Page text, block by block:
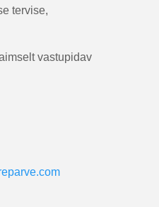
tervise,
vastupidav